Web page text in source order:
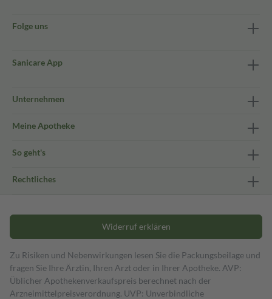
Folge uns
Sanicare App
Unternehmen
Meine Apotheke
So geht's
Rechtliches
Widerruf erklären
Zu Risiken und Nebenwirkungen lesen Sie die Packungsbeilage und
fragen Sie Ihre Ärztin, Ihren Arzt oder in Ihrer Apotheke. AVP:
Üblicher Apothekenverkaufspreis berechnet nach der
Arzneimittelpreisverordnung. UVP: Unverbindliche